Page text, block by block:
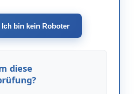
Ich bin kein Roboter
diese